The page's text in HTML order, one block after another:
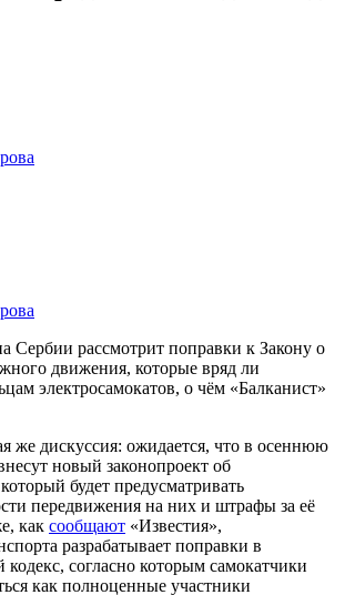
Сербии рассмотрит поправки к Закону о
движения, которые вряд ли
электросамокатов, о чём «Балканист»
же дискуссия: ожидается, что в осеннюю
новый законопроект об
будет предусматривать
передвижения на них и штрафы за её
как сообщают «Известия»,
разрабатывает поправки в
согласно которым самокатчики
как полноценные участники